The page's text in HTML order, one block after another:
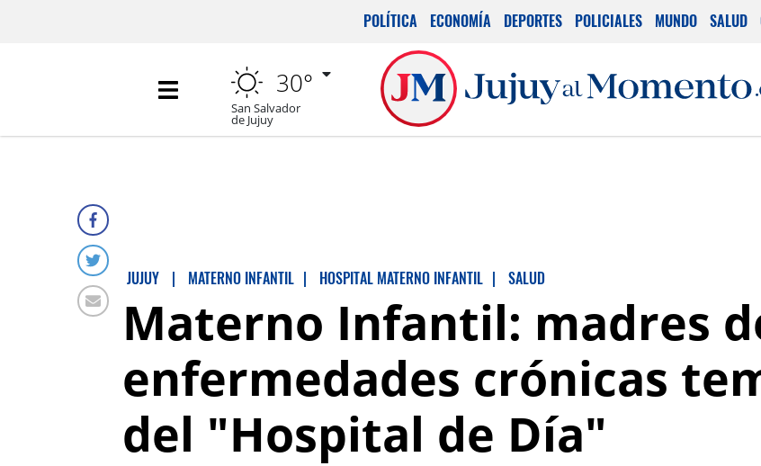
POLÍTICA ECONOMÍA DEPORTES POLICIALES MUNDO SALUD
30°
San Salvador
de Jujuy
JUJUY | MATERNO INFANTIL | HOSPITAL MATERNO INFANTIL | SALUD
Materno Infantil: madres
enfermedades crónicas
del "Hospital de Día"